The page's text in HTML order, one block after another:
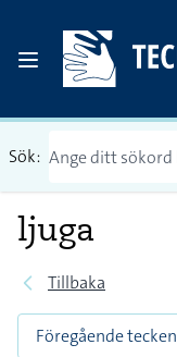
Sök:
ljuga
Tillbaka
Föregående tecken